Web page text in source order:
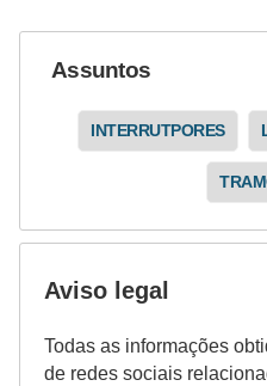
Assuntos
INTERRUTPORES
Aviso legal
Todas as informações
de redes sociais
i
d